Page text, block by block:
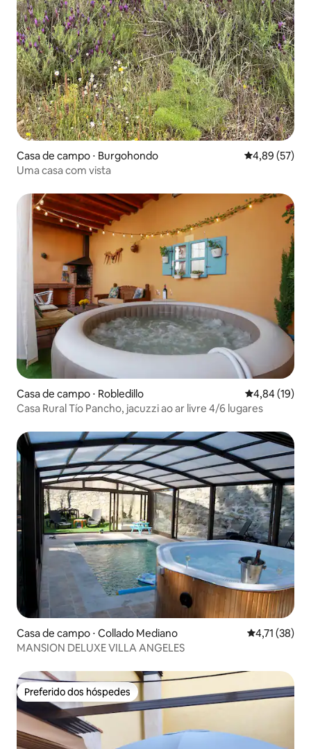
Casa de campo ⋅ Burgohondo 4,89 de uma
4,89 (57)
Uma casa com vista
Casa de campo ⋅ Robledillo 4,84 de uma
4,84 (19)
Casa Rural Tío Pancho, jacuzzi ao ar livre 4/6 lugares
Casa de campo ⋅ Collado Mediano 4,71 de uma
4,71 (38)
MANSION DELUXE VILLA ANGELES
Preferido dos hóspedes
Preferido dos hóspedes